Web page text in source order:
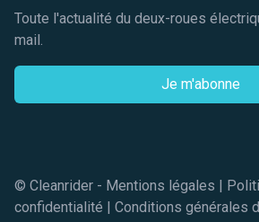
Toute l'actualité du deux-roues
mail.
Je m'abonne
© Cleanrider - Mentions légales |
confidentialité | Conditions générales